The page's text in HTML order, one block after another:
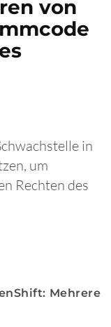
von
in
um
Rechten des
Mehrere